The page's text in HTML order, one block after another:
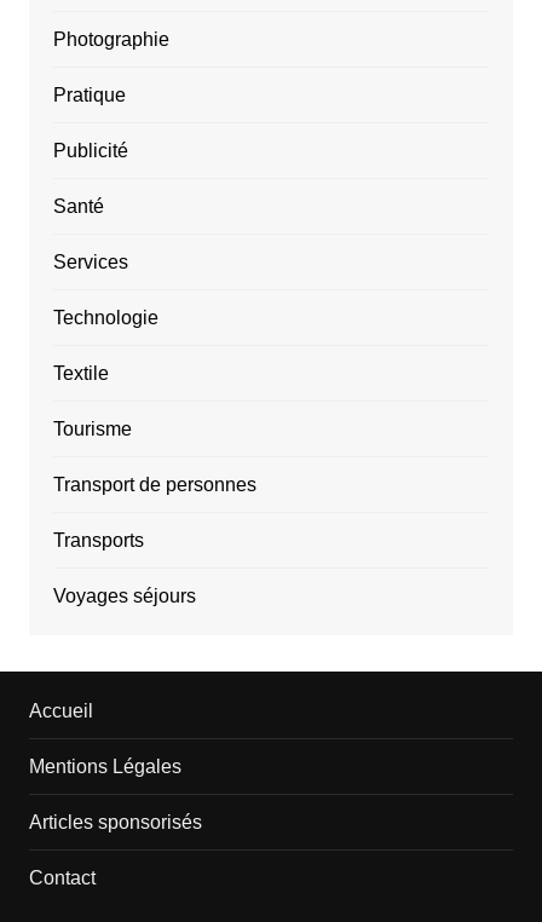
Photographie
Pratique
Publicité
Santé
Services
Technologie
Textile
Tourisme
Transport de personnes
Transports
Voyages séjours
Accueil
Mentions Légales
Articles sponsorisés
Contact